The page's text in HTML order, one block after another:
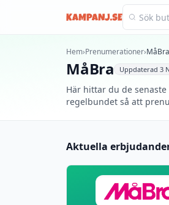
Hem›Prenumerationer›MåBra
MåBra Uppdaterad 3
Här hittar du de
regelbundet så att
Aktuella